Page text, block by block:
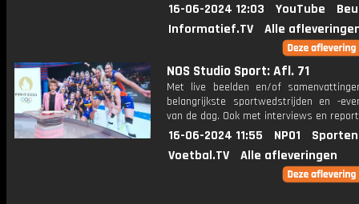
16-06-2024 12:03 YouTube
Informatief.TV
Alle
NOS Studio Sport: Afl. 71
Met live beelden en/of
belangrijkste sportwedstrijden en -
van de dag. Ook met interviews en
16-06-2024 11:55 NPO1
Voetbal.TV
Alle afleveringen